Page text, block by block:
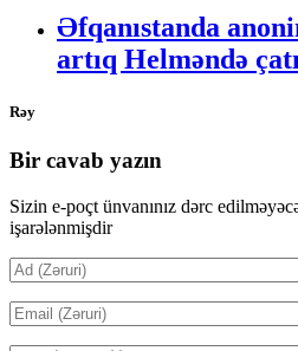
Əfqanıstanda
artıq Helməndə
Rəy
Bir cavab yazın
Sizin e-poçt ünvanınız dərc
işarələnmişdir